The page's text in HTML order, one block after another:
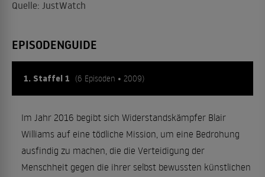
Quelle: JustWatch
EPISODENGUIDE
1. Staffel 1 (6 Episoden • 2009)
Im Jahr 2016 begibt sich Widerstandskämpfer Blair
Williams auf eine tödliche Mission, um eine Bedrohung
ausfindig zu machen, die die Verteidigung der
Menschheit gegen die ihrer selbst bewussten künstlichen